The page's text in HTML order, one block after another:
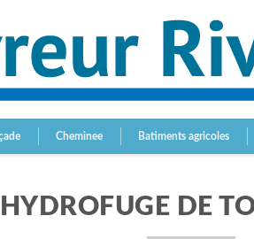
Cheminee Batiments agricoles
DE